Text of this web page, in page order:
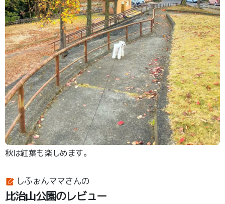
秋は紅葉も楽しめます。
しふぉんママさんの
比治山公園のレビュー